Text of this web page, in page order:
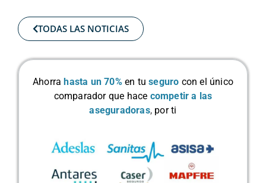
TODAS LAS NOTICIAS
Ahorra hasta un 70% en tuseguro con el único
comparador que hace competir a las
aseguradoras, por ti